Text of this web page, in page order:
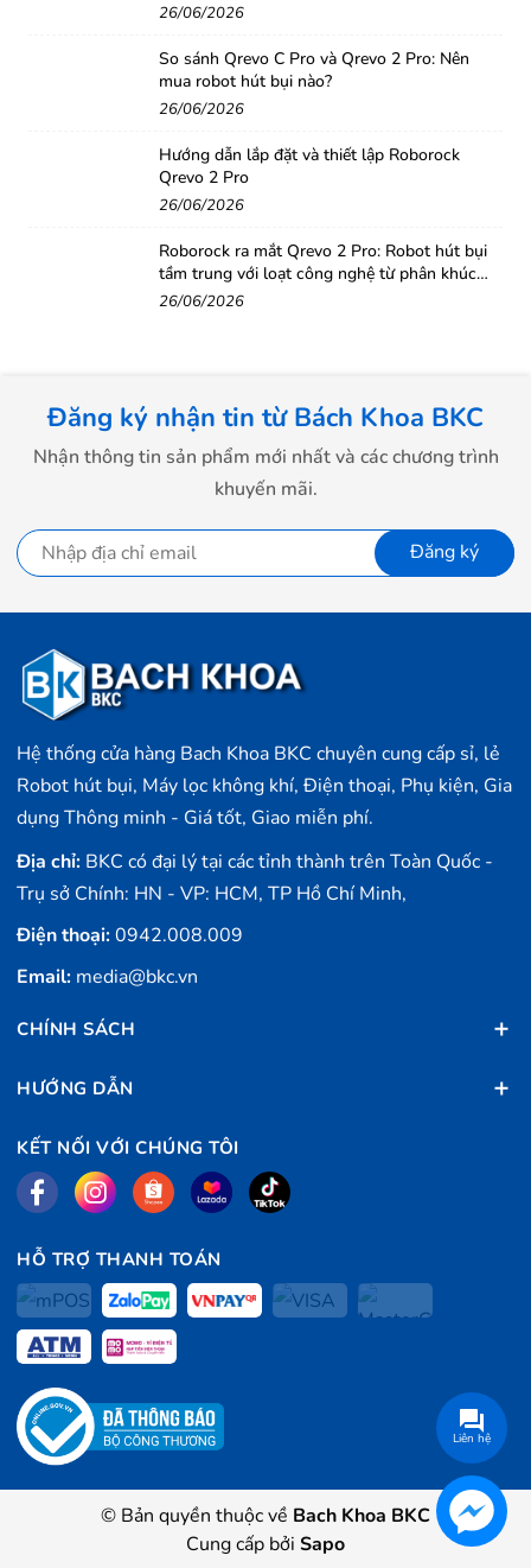
26/06/2026
So sánh Qrevo C Pro và Qrevo 2 Pro: Nên
mua robot hút bụi nào?
26/06/2026
Hướng dẫn lắp đặt và thiết lập Roborock
Qrevo 2 Pro
26/06/2026
Roborock ra mắt Qrevo 2 Pro: Robot hút bụi
tầm trung với loạt công nghệ từ phân khúc
cao cấp
26/06/2026
Đăng ký nhận tin từ Bách Khoa BKC
Nhận thông tin sản phẩm mới nhất và các chương trình
khuyến mãi.
Đăng ký
Hệ thống cửa hàng Bach Khoa BKC chuyên cung cấp sỉ, lẻ
Robot hút bụi, Máy lọc không khí, Điện thoại, Phụ kiện, Gia
dụng Thông minh - Giá tốt, Giao miễn phí.
Địa chỉ: BKC có đại lý tại các tỉnh thành trên Toàn Quốc -
Trụ sở Chính: HN - VP: HCM, TP Hồ Chí Minh,
Điện thoại:0942.008.009
Email: media@bkc.vn
CHÍNH SÁCH
HƯỚNG DẪN
KẾT NỐI VỚI CHÚNG TÔI
HỖ TRỢ THANH TOÁN
© Bản quyền thuộc về Bach Khoa BKC
Cung cấp bởi Sapo
Liên hệ